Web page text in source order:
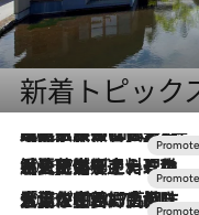
新着トピッ
2026.7.31
【ホテル帰省】という選択肢をOMOが提案。家族とほどよい距離を保つには「昼は実家、夜は気兼ねなくホテルで！」
2026.7.24
【夏限定ディナーコース】旬を迎える稚鮎や花ズッキーニなどをイタリア・トスカーナの郷土料理の手法で満喫！
2026.7.17
「土佐和ハーブかき氷」がOMO7高知に登場！生姜、山椒、大葉など目にも舌にも涼を呼ぶ郷土の味